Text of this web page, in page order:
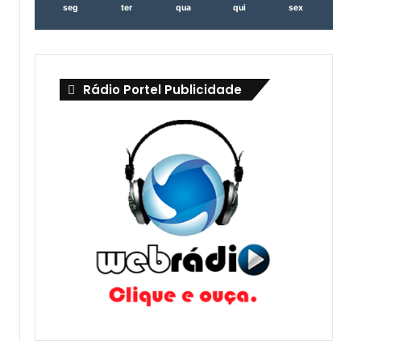
seg ter qua qui sex
Rádio Portel Publicidade